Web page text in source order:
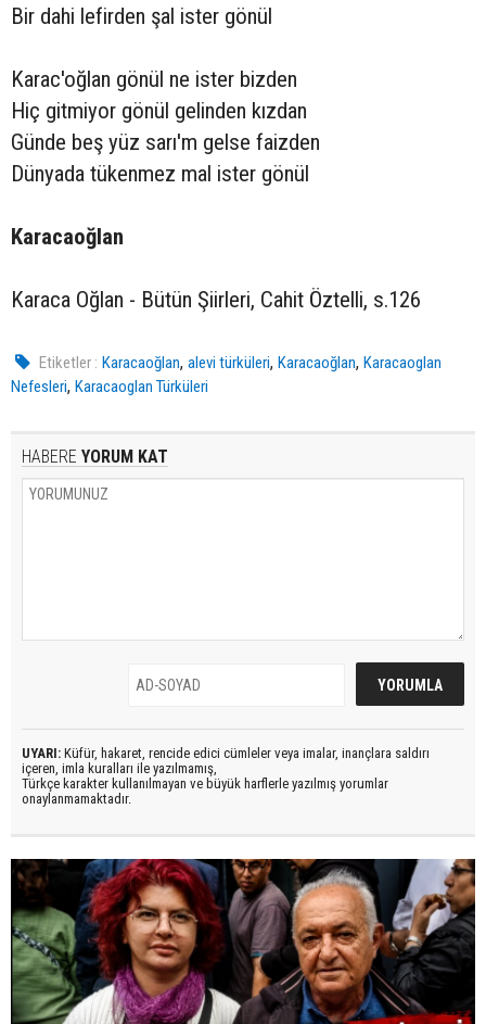
Bir dahi lefirden şal ister gönül
Karac'oğlan gönül ne ister bizden
Hiç gitmiyor gönül gelinden kızdan
Günde beş yüz sarı'm gelse faizden
Dünyada tükenmez mal ister gönül
Karacaoğlan
Karaca Oğlan - Bütün Şiirleri, Cahit Öztelli, s.126
Etiketler : Karacaoğlan,alevi türküleri,Karacaoğlan,Karacaoglan
Nefesleri, Karacaoglan Türküleri
HABERE YORUM KAT
UYARI: Küfür, hakaret, rencide edici cümleler veya imalar, inançlara saldırı
içeren, imla kuralları ile yazılmamış,
Türkçe karakter kullanılmayan ve büyük harflerle yazılmış yorumlar
onaylanmamaktadır.